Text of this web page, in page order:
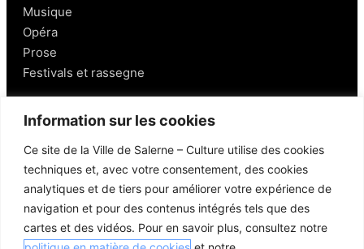
Information sur les cookies
Ce site de la Ville de Salerne – Culture utilise des cookies
techniques et, avec votre consentement, des cookies
analytiques et de tiers pour améliorer votre expérience de
navigation et pour des contenus intégrés tels que des
cartes et des vidéos. Pour en savoir plus, consultez notre
Musique
Opéra
Prose
Festivals et rassegne
Salerno
Personnages
Gastronomie et vins
Mobilité à Salerne
Lieux aux alentours
Liens utiles